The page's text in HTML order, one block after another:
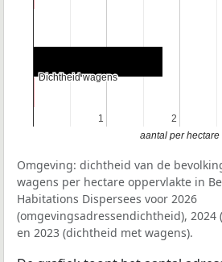
1
1 2
2
Dichtheid wagens
Dichtheid wagens
aantal per hectare
Omgeving: dichtheid van de
wagens per hectare oppervlakte in
Habitations Dispersees voor 2026
(omgevingsadressendichtheid),
en 2023 (dichtheid met wagens).